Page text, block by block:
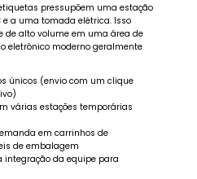
pressupõem uma estação
a uma tomada elétrica. Isso
de alto volume em uma área de
eletrônico moderno geralmente
únicos (envio com um clique
várias estações temporárias
em carrinhos de
de embalagem
integração da equipe para